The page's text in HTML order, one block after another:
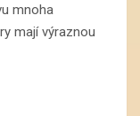
mnoha
mají výraznou